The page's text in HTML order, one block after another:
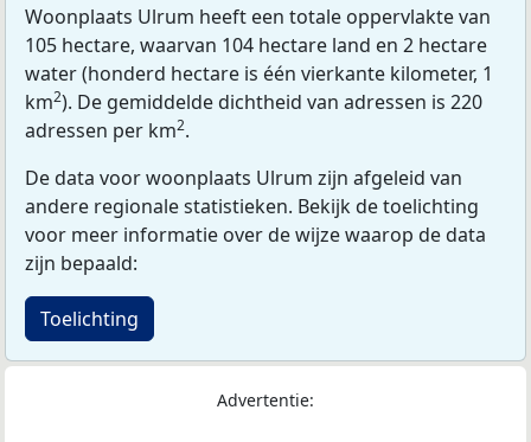
Woonplaats Ulrum heeft een totale oppervlakte van
105 hectare, waarvan 104 hectare land en 2 hectare
water (honderd hectare is één vierkante kilometer, 1
km2). De gemiddelde dichtheid van adressen is 220
adressen per km2.
De data voor woonplaats Ulrum zijn afgeleid van
andere regionale statistieken. Bekijk de toelichting
voor meer informatie over de wijze waarop de data
zijn bepaald:
Toelichting
Advertentie: